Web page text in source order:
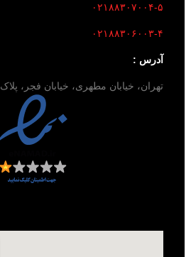
۰۲۱۸۸۳۰۷۰۰۴-۵
۰۲۱۸۸۳۰۶۰۰۳-۴
آدرس :
تهران، خیابان مطهری، خیابان فجر، پلاک ۳۲ و ۳۶